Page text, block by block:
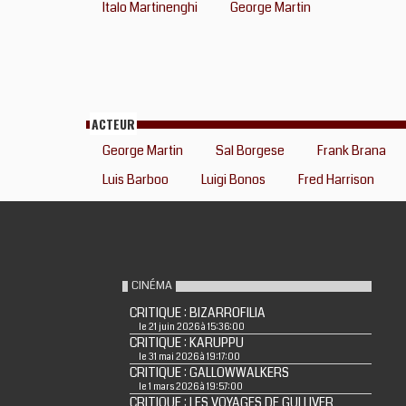
Italo Martinenghi George Martin
ACTEUR
George Martin Sal Borgese
Frank Brana
Luis Barboo
Luigi Bonos Fred Harrison
CINÉMA
CRITIQUE : BIZARROFILIA
le 21 juin 2026 à 15:36:00
CRITIQUE : KARUPPU
le 31 mai 2026 à 19:17:00
CRITIQUE : GALLOWWALKERS
le 1 mars 2026 à 19:57:00